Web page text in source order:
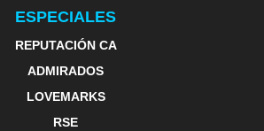
ESPECIALES
REPUTACIÓN CA
ADMIRADOS
LOVEMARKS
RSE